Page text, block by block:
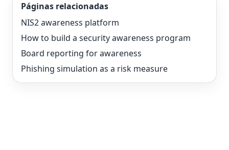
Páginas relacionadas
NIS2 awareness platform
How to build a security awareness program
Board reporting for awareness
Phishing simulation as a risk measure